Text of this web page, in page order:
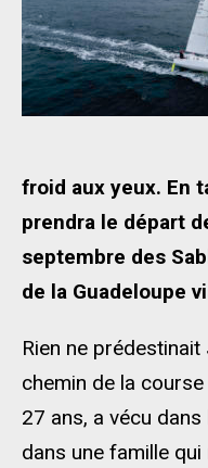
froid aux yeux. En
prendra le départ
septembre des
de la Guadeloupe
Rien ne
chemin de la
27 ans, a vécu
dans une famille qui